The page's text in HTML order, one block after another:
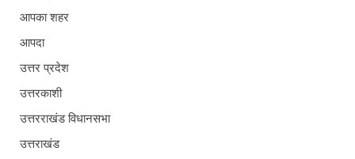
आपका शहर
आपदा
उत्तर प्रदेश
उत्तरकाशी
उत्तरराखंड विधानसभा
उत्तराखंड